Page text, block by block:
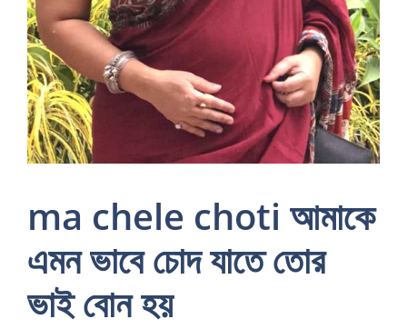
ma chele choti আমাকে
এমন ভাবে চোদ যাতে তোর
ভাই বোন হয়